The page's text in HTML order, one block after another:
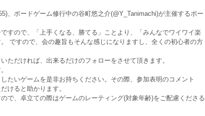
、ボードゲーム修行中の谷町悠之介(@Y_Tanimachi)が主催するボー
すので、「上手くなる、勝てる」ことより、「みんなでワイワイ楽
ですので、会の趣旨もそんな感じになりますし、全くの初心者の方
ただければ、出来るだけのフォローをさせて頂きます。
たいゲームを是非お持ちください。その際、参加表明のコメント
けると助かります。
で、卓立ての際はゲームのレーティング(対象年齢)をご配慮くださる